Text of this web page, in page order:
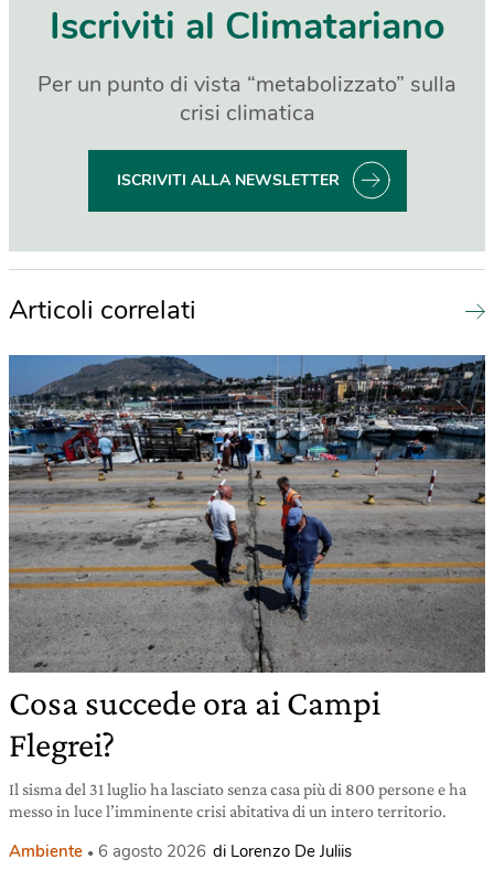
Iscriviti al Climatariano
Per un punto di vista “metabolizzato” sulla
crisi climatica
ISCRIVITI ALLA NEWSLETTER
Articoli correlati
Cosa succede ora ai Campi
Flegrei?
Il sisma del 31 luglio ha lasciato senza casa più di 800 persone e ha
messo in luce l’imminente crisi abitativa di un intero territorio.
Ambiente 6 agosto 2026 di Lorenzo De Juliis